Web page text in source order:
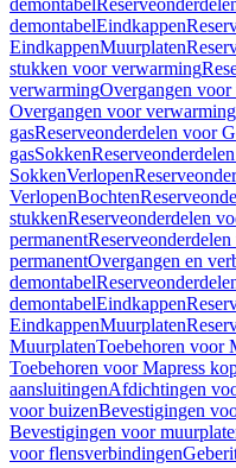
demontabel
demontabelEindkappen
EindkappenMuurplaten
stukken voor verwarming
verwarmingOvergangen
Overgangen voor verwarming
gasReserveonderdelen voor
gasSokken
SokkenVerlopen
VerlopenBochten
stukkenReserveonderdelen
permanent
permanentOvergangen en
demontabel
demontabelEindkappen
EindkappenMuurplaten
MuurplatenToebehoren voor
Toebehoren voor Mapress
aansluitingenAfdichtingen
voor buizenBevestigingen
Bevestigingen voor
voor flensverbindingen